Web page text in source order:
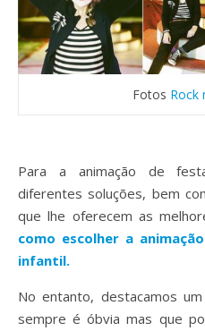
Fotos Rock
Para a animação de
diferentes soluções, bem
que lhe oferecem as
como escolher a
infantil.
No entanto, destacamos
sempre é óbvia mas que